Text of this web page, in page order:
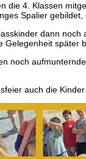
die 4. Klassen
Spalier
dann
später
noch
auch die